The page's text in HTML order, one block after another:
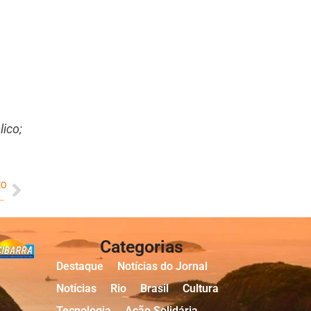
para retomada do setor industrial
Categorias
Destaque
Notícias do Jornal
Notícias
Rio Brasil
Cultura